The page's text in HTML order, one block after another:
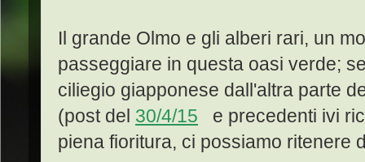
Il grande Olmo e gli alberi rari, un
passeggiare in questa oasi verde;
ciliegio giapponese dall'altra parte
(post del 30/4/15 e precedenti ivi
piena fioritura, ci possiamo ritenere